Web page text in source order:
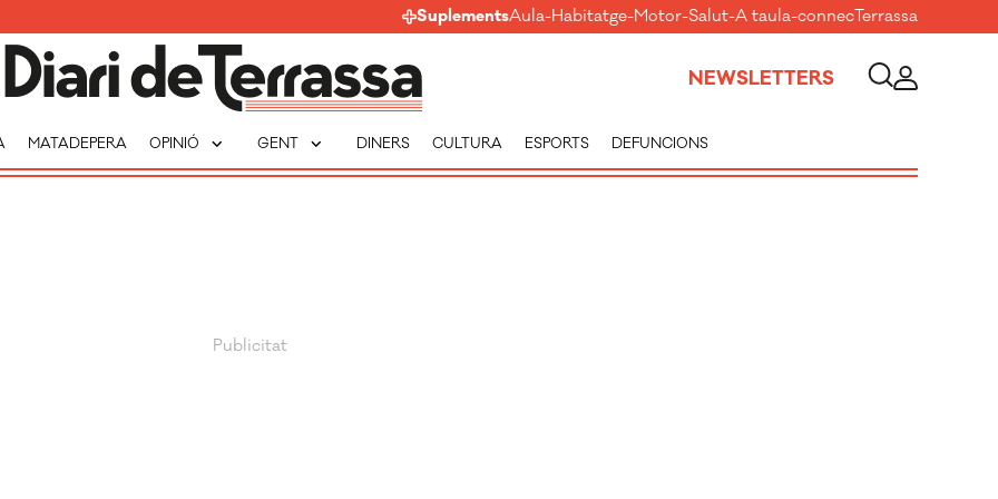
SuplementsAula-Habitatge-Motor-Salut-A taula-connecTerrassa
NEWSLETTERS
MATADEPERA OPINIÓ expand_more GENT expand_more DINERS CULTURA ESPORTS DEFUNCIONS